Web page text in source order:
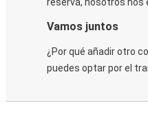
Vamos juntos
¿Por qué añadir otro
puedes optar por el